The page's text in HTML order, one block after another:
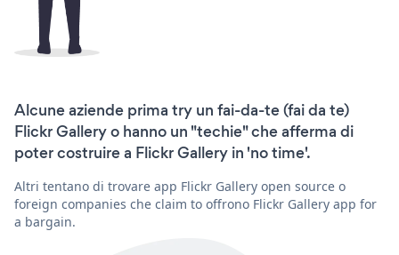
Alcune aziende prima try un fai-da-te (fai da te)
Flickr Gallery o hanno un "techie" che afferma di
poter costruire a Flickr Gallery in 'no time'.
Altri tentano di trovare app Flickr Gallery open source o
foreign companies che claim to offrono Flickr Gallery app for
a bargain.